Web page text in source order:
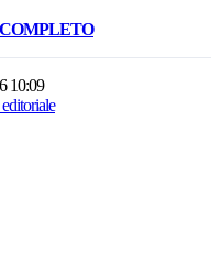
10:09